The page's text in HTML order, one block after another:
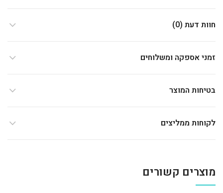
חוות דעת (0)
זמני אספקה ומשלוחים
בטיחות המוצר
לקוחות ממליצים
מוצרים קשורים